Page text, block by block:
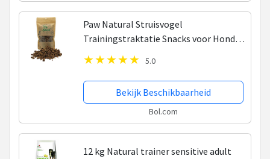
Paw Natural Struisvogel
Trainingstraktatie Snacks voor Honden
Beloningen 250g. Graan en Glutenvrij,
Naturel Hondenvoer voor dieren, alle
rassen.
5.0
Bekijk Beschikbaarheid
Bol.com
12 kg Natural trainer sensitive adult